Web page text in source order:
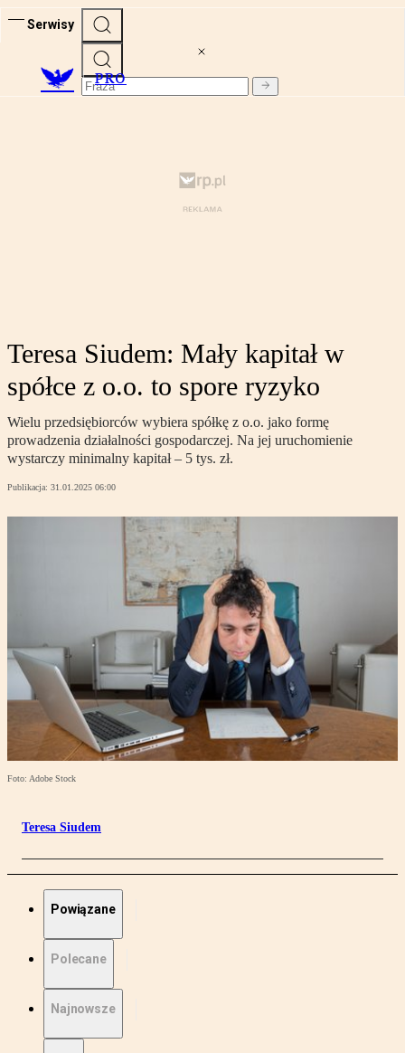
Serwisy
PRO
Teresa Siudem: Mały kapitał w
spółce z o.o. to spore ryzyko
Wielu przedsiębiorców wybiera spółkę z o.o. jako formę
prowadzenia działalności gospodarczej. Na jej uruchomienie
wystarczy minimalny kapitał – 5 tys. zł.
Publikacja: 31.01.2025 06:00
Foto: Adobe Stock
Teresa Siudem
Powiązane
Polecane
Najnowsze